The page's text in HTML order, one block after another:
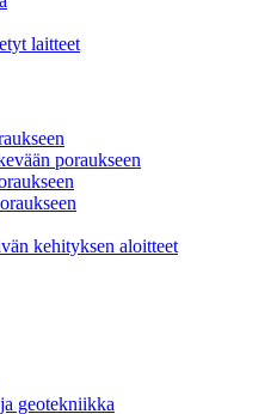
laitteet
poraukseen
kehityksen aloitteet
geotekniikka